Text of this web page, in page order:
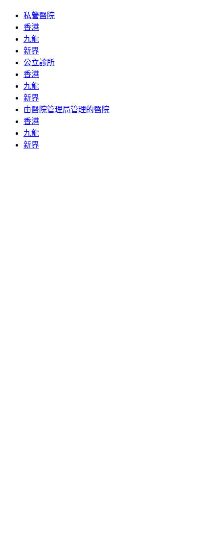
私營醫院
香港
九龍
新界
公立診所
香港
九龍
新界
由醫院管理局管理的醫院
香港
九龍
新界